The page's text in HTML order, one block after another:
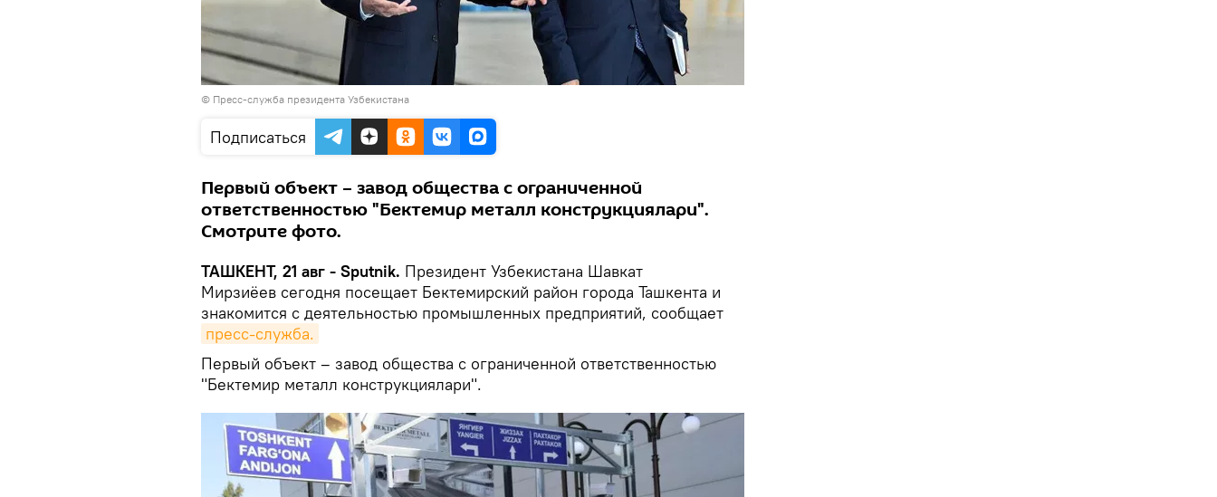
© Пресс-служба президента Узбекистана
Подписаться
Первый объект – завод общества с ограниченной
ответственностью "Бектемир металл конструкциялари".
Смотрите фото.
ТАШКЕНТ, 21 авг - Sputnik. Президент Узбекистана Шавкат
Мирзиёев сегодня посещает Бектемирский район города Ташкента и
знакомится с деятельностью промышленных предприятий, сообщает
пресс-служба.
Первый объект – завод общества с ограниченной ответственностью
"Бектемир металл конструкциялари".